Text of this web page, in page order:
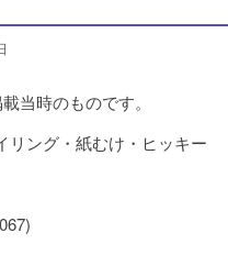
当時のものです。
リング・紙むけ・ヒッキー